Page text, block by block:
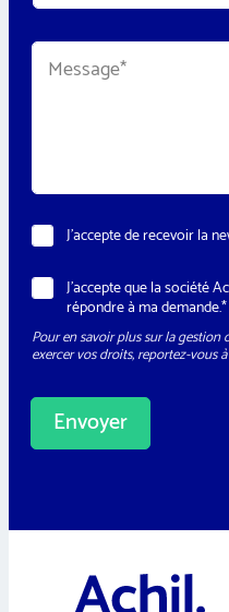
*
p
hM
N
e
w
s
e
t
t
r
J’accepte de recevoir la
R
G
D
*
J’accepte que la société
répondre à ma demande.*
Pour en savoir plus sur la gestion
exercer vos droits, reportez-vous
Envoyer
e